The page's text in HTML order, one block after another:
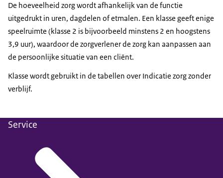
De hoeveelheid zorg wordt afhankelijk van de functie
uitgedrukt in uren, dagdelen of etmalen. Een klasse geeft enige
speelruimte (klasse 2 is bijvoorbeeld minstens 2 en hoogstens
3,9 uur), waardoor de zorgverlener de zorg kan aanpassen aan
de persoonlijke situatie van een cliënt.
Klasse wordt gebruikt in de tabellen over Indicatie zorg zonder
verblijf.
Service